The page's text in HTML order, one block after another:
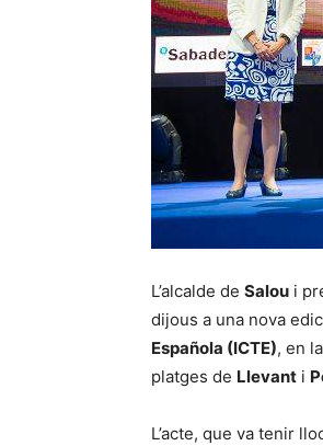
L’alcalde de Salou i
dijous a una nova
Española (ICTE), en
platges de Llevant i
L’acte, que va tenir